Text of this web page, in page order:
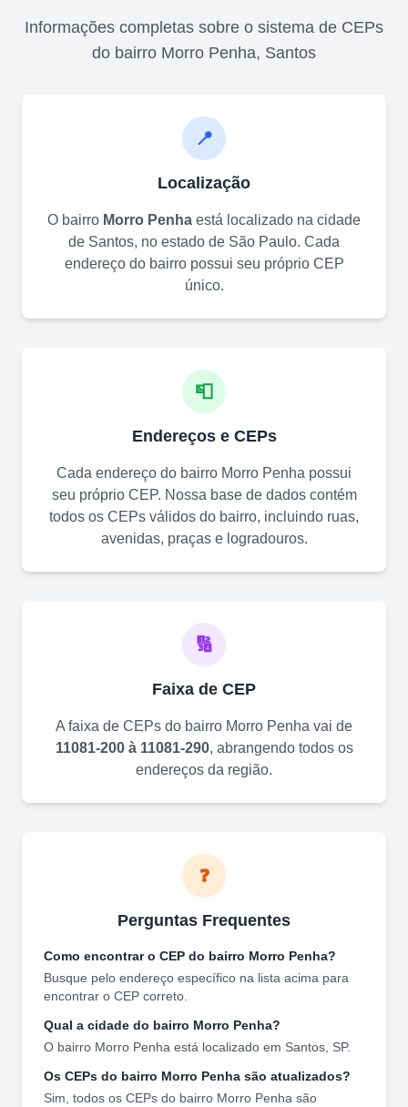
Informações completas sobre o sistema de CEPs
do bairro Morro Penha, Santos
📍
Localização
O bairro Morro Penha está localizado na cidade
de Santos, no estado de São Paulo. Cada
endereço do bairro possui seu próprio CEP
único.
📮
Endereços e CEPs
Cada endereço do bairro Morro Penha possui
seu próprio CEP. Nossa base de dados contém
todos os CEPs válidos do bairro, incluindo ruas,
avenidas, praças e logradouros.
🔢
Faixa de CEP
A faixa de CEPs do bairro Morro Penha vai de
11081-200 à 11081-290, abrangendo todos os
endereços da região.
❓
Perguntas Frequentes
Como encontrar o CEP do bairro Morro Penha?
Busque pelo endereço específico na lista acima para
encontrar o CEP correto.
Qual a cidade do bairro Morro Penha?
O bairro Morro Penha está localizado em Santos SP.
Os CEPs do bairro Morro Penha são atualizados?
Sim, todos os CEPs do bairro Morro Penha são